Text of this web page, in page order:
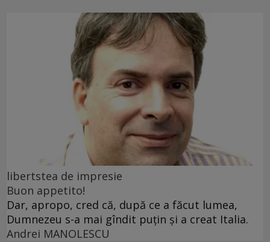
libertstea de impresie
Buon appetito!
Dar, apropo, cred că, după ce a făcut lumea,
Dumnezeu s-a mai gîndit puțin și a creat Italia.
Andrei MANOLESCU